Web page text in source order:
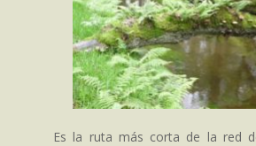
Es la ruta más corta de la red